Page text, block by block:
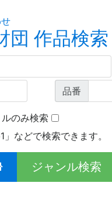
団 作品検
品番
のみ検索
などで検索できます。
ジャンル検索